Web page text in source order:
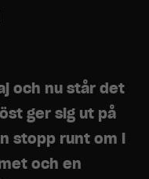
och nu står det
ger sig ut på
stopp runt om i
och en